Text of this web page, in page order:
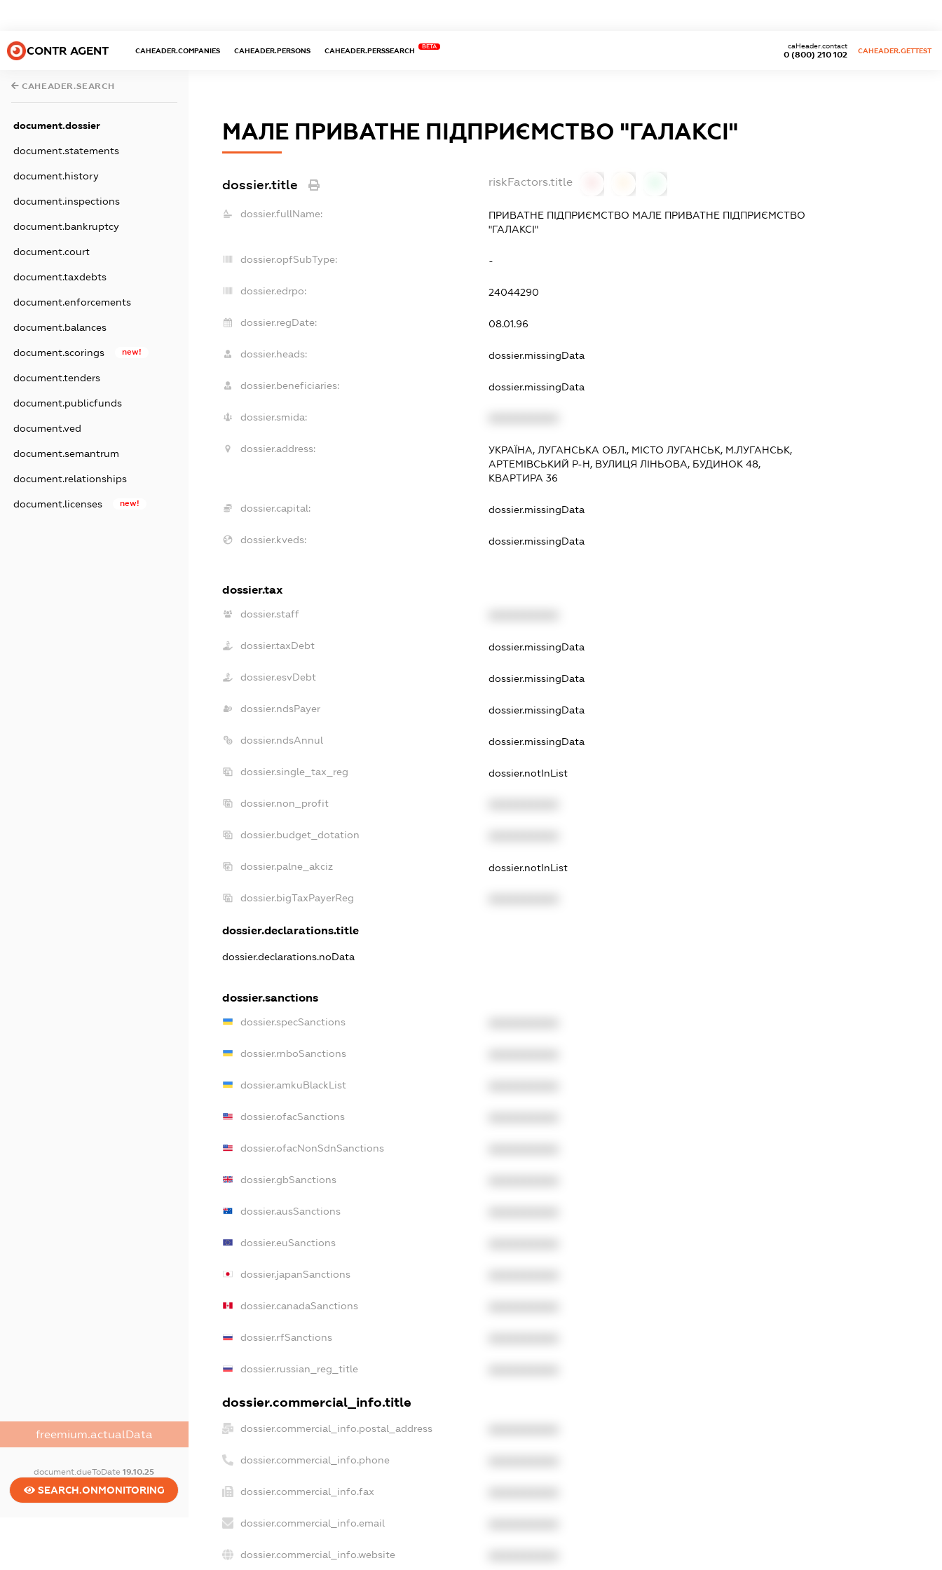
CONTR AGENT CAHEADER.COMPANIES CAHEADER.PERSONS CAHEADER.PERSSEARCH
BETA
0 (800) 210 102
caHeader.contact
CAHEADER.GETTEST
CAHEADER.SEARCH
document.dossier
document.statements
document.history
document.inspections
document.bankruptcy
document.court
document.taxdebts
document.enforcements
document.balances
document.scorings new!
document.tenders
document.publicfunds
document.ved
document.semantrum
document.relationships
document.licenses new!
freemium.actualData
document.dueToDate19.10.25
SEARCH.ONMONITORING
МАЛЕ ПРИВАТНЕ ПІДПРИЄМСТВО "ГАЛАКСІ"
dossier.title riskFactors.title
dossier.fullName:
ПРИВАТНЕ ПІДПРИЄМСТВО МАЛЕ ПРИВАТНЕ ПІДПРИЄМСТВО
"ГАЛАКСІ"
dossier.opfSubType: -
dossier.edrpo: 24044290
dossier.regDate: 08.01.96
dossier.heads: dossier.missingData
dossier.beneficiaries: dossier.missingData
dossier.smida:
dossier.address:
УКРАЇНА, ЛУГАНСЬКА ОБЛ., МІСТО ЛУГАНСЬК, М.ЛУГАНСЬК,
АРТЕМІВСЬКИЙ Р-Н, ВУЛИЦЯ ЛІНЬОВА, БУДИНОК 48,
КВАРТИРА 36
dossier.capital: dossier.missingData
dossier.kveds: dossier.missingData
dossier.tax
dossier.staff
dossier.taxDebt dossier.missingData
dossier.esvDebt dossier.missingData
dossier.ndsPayer dossier.missingData
dossier.ndsAnnul dossier.missingData
dossier.single_tax_reg dossier.notInList
dossier.non_profit
dossier.budget_dotation
dossier.palne_akciz dossier.notInList
dossier.bigTaxPayerReg
dossier.declarations.title
dossier.declarations.noData
dossier.sanctions
dossier.specSanctions
dossier.rnboSanctions
dossier.amkuBlackList
dossier.ofacSanctions
dossier.ofacNonSdnSanctions
dossier.gbSanctions
dossier.ausSanctions
dossier.euSanctions
dossier.japanSanctions
dossier.canadaSanctions
dossier.rfSanctions
dossier.russian_reg_title
dossier.commercial_info.title
dossier.commercial_info.postal_address
dossier.commercial_info.phone
dossier.commercial_info.fax
dossier.commercial_info.email
dossier.commercial_info.website